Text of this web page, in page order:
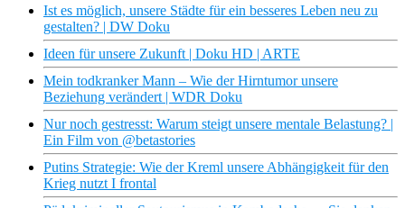
Ist es möglich, unsere Städte für ein besseres Leben neu zu
gestalten? | DW Doku
Ideen für unsere Zukunft | Doku HD | ARTE
Mein todkranker Mann – Wie der Hirntumor unsere
Beziehung verändert | WDR Doku
Nur noch gestresst: Warum steigt unsere mentale Belastung? |
Ein Film von @betastories
Putins Strategie: Wie der Kreml unsere Abhängigkeit für den
Krieg nutzt I frontal